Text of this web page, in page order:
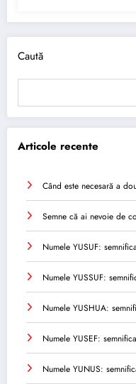
Caută
Articole recente
Când este necesară a
Semne că ai nevoie de
Numele YUSUF:
Numele YUSSUF:
Numele YUSHUA:
Numele YUSEF:
Numele YUNUS: